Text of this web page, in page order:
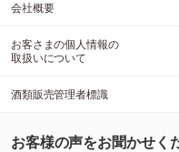
会社概要
お客さまの個人情報の
取扱いについて
酒類販売管理者標識
お客様の声をお聞かせく